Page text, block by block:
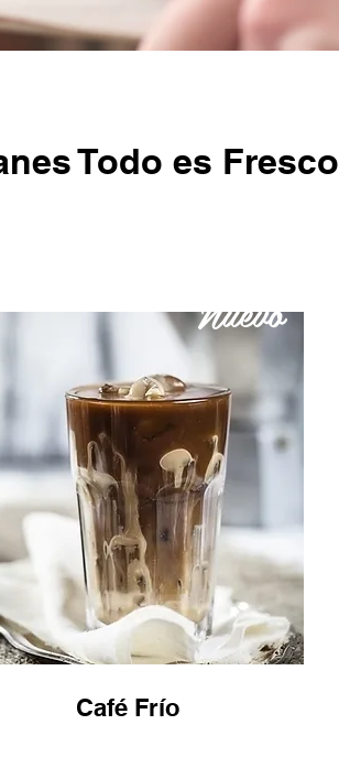
Todo es Fresco
Café Frío
Nuevo